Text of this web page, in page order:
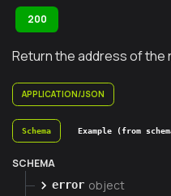
200
Return the address of the
APPLICATION/JSON
Schema Example (from
SCHEMA
error object